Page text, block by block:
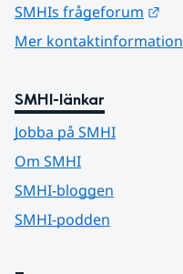
SMHIs frågeforum
Mer kontaktinformation
SMHI-länkar
Jobba på SMHI
Om SMHI
SMHI-bloggen
SMHI-podden